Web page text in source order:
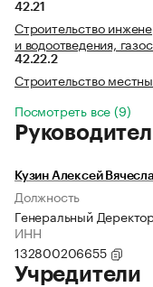
42.21
Строительство
и водоотведения,
42.22.2
Строительство
Посмотреть все (9)
Кузин Алексей
Должность
Генеральный
ИНН
132800206655
Учредители